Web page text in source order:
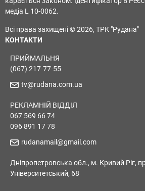
медіа L 10-0062.
Всі права захищені © 2026, ТРК "Рудана"
КОНТАКТИ
ПРИЙМАЛЬНЯ
(067) 217-77-55
tv@rudana.com.ua
РЕКЛАМНІЙ ВІДДІЛ
067 569 66 74
096 891 17 78
rudanamail@gmail.com
Дніпропетровська обл., м. Кривий Ріг,
Університетський, 68